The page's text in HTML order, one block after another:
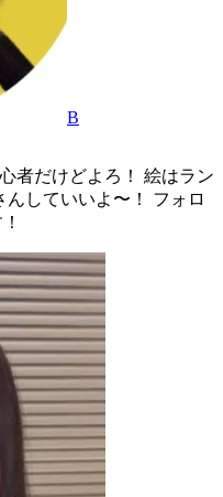
B
者だけどよろ！ 絵はラン
していいよ〜！ フォロ